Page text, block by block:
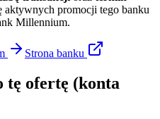
aktywnych promocji tego banku
Millennium.
Strona banku
tę ofertę (konta